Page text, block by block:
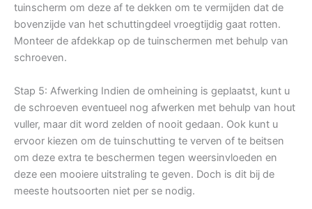
tuinscherm om deze af te dekken om te vermijden dat de
bovenzijde van het schuttingdeel vroegtijdig gaat rotten.
Monteer de afdekkap op de tuinschermen met behulp van
schroeven.
Stap 5: Afwerking Indien de omheining is geplaatst, kunt u
de schroeven eventueel nog afwerken met behulp van hout
vuller, maar dit word zelden of nooit gedaan. Ook kunt u
ervoor kiezen om de tuinschutting te verven of te beitsen
om deze extra te beschermen tegen weersinvloeden en
deze een mooiere uitstraling te geven. Doch is dit bij de
meeste houtsoorten niet per se nodig.